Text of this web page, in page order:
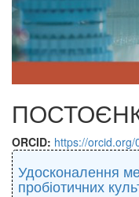
ORCID: https://
Удосконалення
пробіотичних